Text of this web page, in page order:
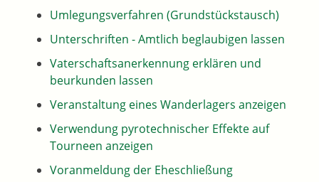
Umlegungsverfahren (Grundstückstausch)
Unterschriften - Amtlich beglaubigen lassen
Vaterschaftsanerkennung erklären und
beurkunden lassen
Veranstaltung eines Wanderlagers anzeigen
Verwendung pyrotechnischer Effekte auf
Tourneen anzeigen
Voranmeldung der Eheschließung